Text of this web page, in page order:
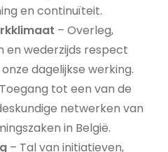
en continuïteit.
– Overleg,
en wederzijds respect
dagelijkse werking.
tot een van de
netwerken van
in België.
– Tal van initiatieven,